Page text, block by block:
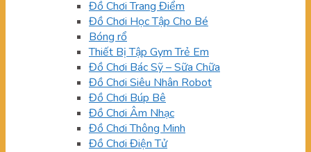
Đồ Chơi Trang Điểm
Đồ Chơi Học Tập Cho Bé
Bóng rổ
Thiết Bị Tập Gym Trẻ Em
Đồ Chơi Bác Sỹ – Sữa Chữa
Đồ Chơi Siêu Nhân Robot
Đồ Chơi Búp Bê
Đồ Chơi Âm Nhạc
Đồ Chơi Thông Minh
Đồ Chơi Điện Tử